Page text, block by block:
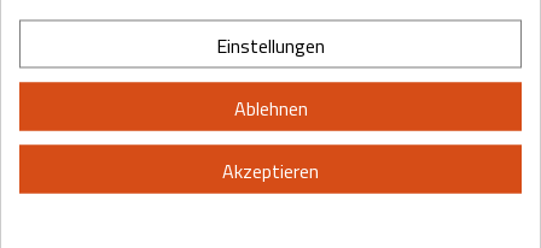
Please, enter your year of birth:
By entering this site you are agreeing to the Terms of Use and Privacy
Einstellungen
Ablehnen
Akzeptieren